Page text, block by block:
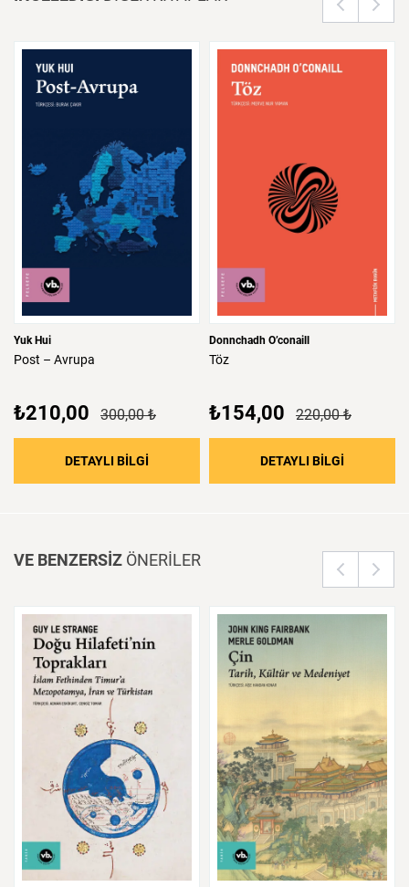
Yuk Hui
Post – Avrupa
₺210,00 300,00 ₺
DETAYLI BİLGİ
Donnchadh O’conaill
Töz
₺154,00 220,00 ₺
DETAYLI BİLGİ
VE BENZERSİZ ÖNERİLER